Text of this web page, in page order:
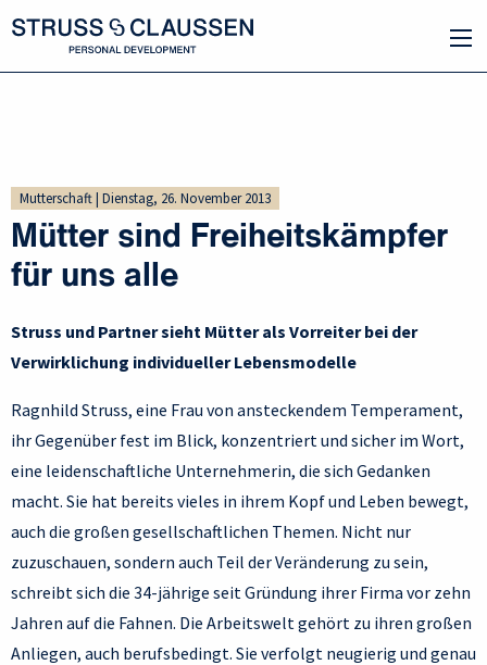
Mutterschaft | Dienstag, 26. November 2013
Mütter sind Freiheitskämpfer
für uns alle
Struss und Partner sieht Mütter als Vorreiter bei der
Verwirklichung individueller Lebensmodelle
Ragnhild Struss, eine Frau von ansteckendem Temperament,
ihr Gegenüber fest im Blick, konzentriert und sicher im Wort,
eine leidenschaftliche Unternehmerin, die sich Gedanken
macht. Sie hat bereits vieles in ihrem Kopf und Leben bewegt,
auch die großen gesellschaftlichen Themen. Nicht nur
zuzuschauen, sondern auch Teil der Veränderung zu sein,
schreibt sich die 34-jährige seit Gründung ihrer Firma vor zehn
Jahren auf die Fahnen. Die Arbeitswelt gehört zu ihren großen
Anliegen, auch berufsbedingt. Sie verfolgt neugierig und genau